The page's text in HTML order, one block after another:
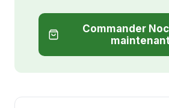
Commander